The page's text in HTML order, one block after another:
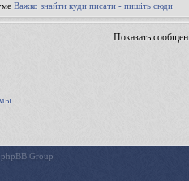
Важко знайти куди писати - пишіть сюди
Показать
Group